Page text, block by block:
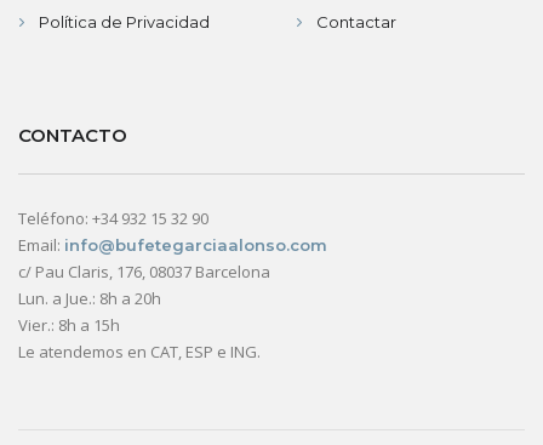
Política de Privacidad Contactar
CONTACTO
Teléfono: +34 932 15 32 90
Email: info@bufetegarciaalonso.com
c/ Pau Claris, 176, 08037 Barcelona
Lun. a Jue.: 8h a 20h
Vier.: 8h a 15h
Le atendemos en CAT, ESP e ING.